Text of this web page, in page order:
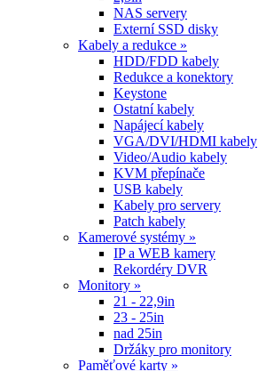
NAS servery
Externí SSD disky
Kabely a redukce »
HDD/FDD kabely
Redukce a konektory
Keystone
Ostatní kabely
Napájecí kabely
VGA/DVI/HDMI kabely
Video/Audio kabely
KVM přepínače
USB kabely
Kabely pro servery
Patch kabely
Kamerové systémy »
IP a WEB kamery
Rekordéry DVR
Monitory »
21 - 22,9in
23 - 25in
nad 25in
Držáky pro monitory
Paměťové karty »